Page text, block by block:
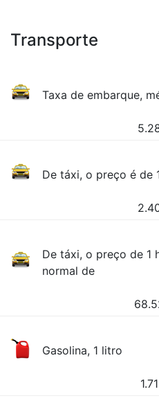
Transporte
Taxa de embarque,
De táxi, o preço é de
De táxi, o preço de 1
normal de
Gasolina, 1 litro
1.71